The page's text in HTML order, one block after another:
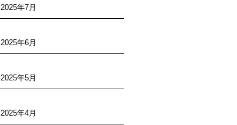
2025年7月
2025年6月
2025年5月
2025年4月